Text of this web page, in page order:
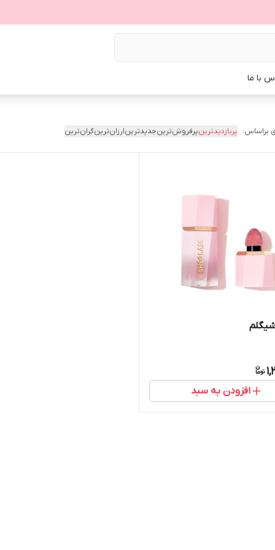
با ما
براساس: پربازدیدترینپرفروش‌ترینجدیدترینارزان‌ترینگران‌ترین
افزودن به سبد